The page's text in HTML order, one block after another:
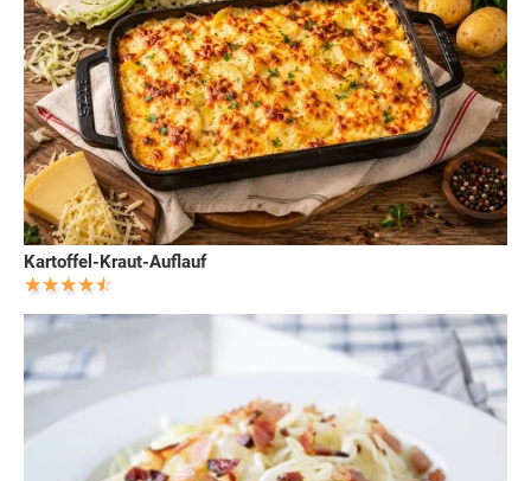
Kartoffel-Kraut-Auflauf